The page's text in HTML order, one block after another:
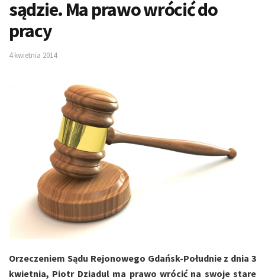
sądzie. Ma prawo wrócić do
pracy
4 kwietnia 2014
Orzeczeniem Sądu Rejonowego Gdańsk-Południe z dnia 3
kwietnia, Piotr Dziadul ma prawo wrócić na swoje stare